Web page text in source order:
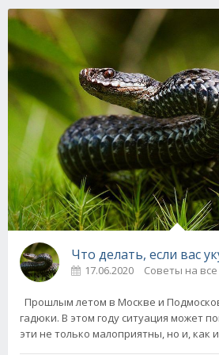
Что делать, если вас
17.06.2020 Советы на все
Прошлым летом в Москве и
гадюки. В этом году ситуация может